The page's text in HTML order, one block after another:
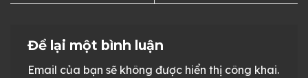
Để lại một bình luận
Email của bạn sẽ không được hiển thị công khai.